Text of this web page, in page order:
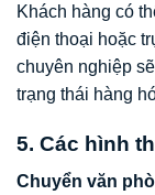
Khách hàng có
điện thoại hoặc
chuyên nghiệp
trạng thái hàng
5. Các hình
Chuyển văn